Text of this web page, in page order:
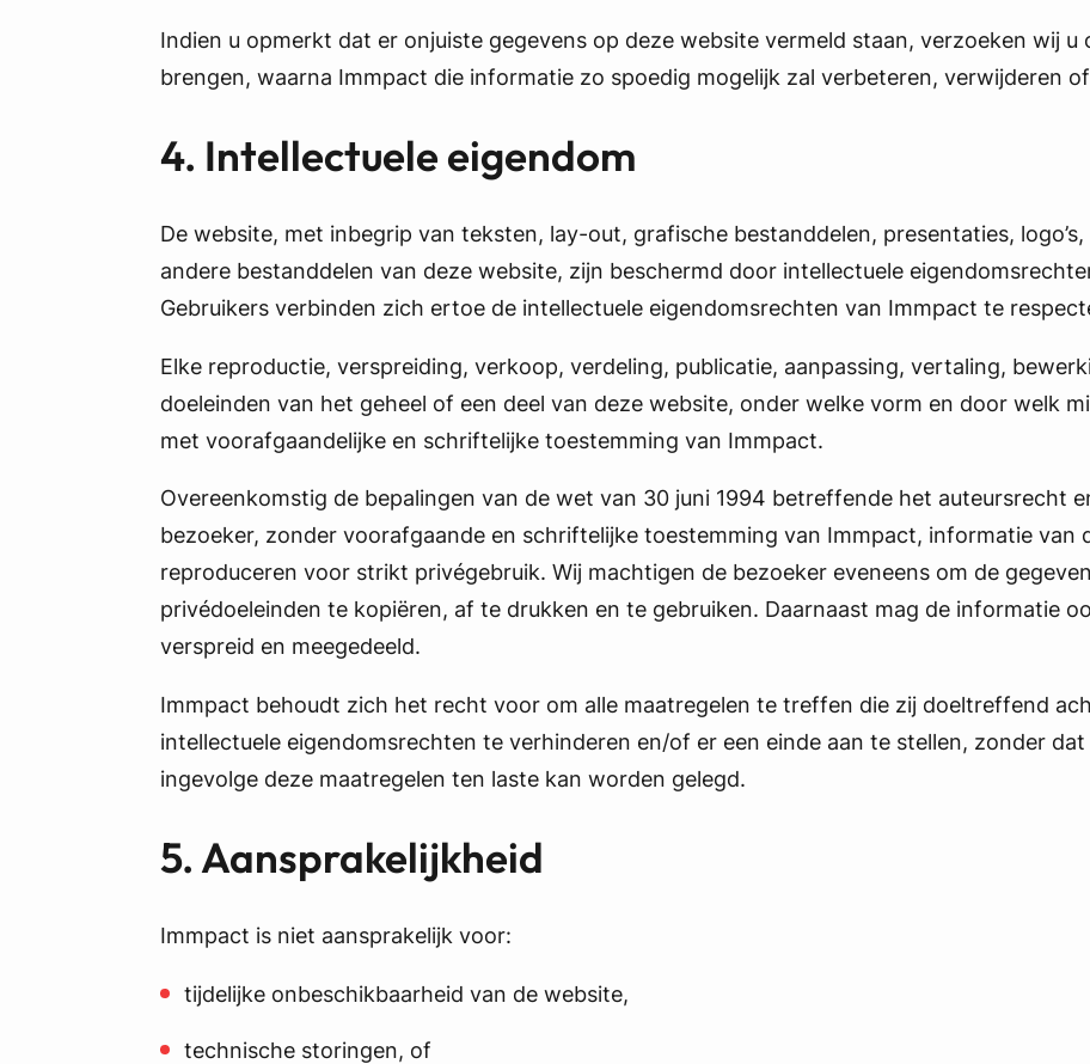
Indien u opmerkt dat er onjuiste gegevens op deze website vermeld staan, verzoeken wij
brengen, waarna Immpact die informatie zo spoedig mogelijk zal verbeteren, verwijderen
4. Intellectuele eigendom
De website, met inbegrip van teksten, lay-out, grafische bestanddelen, presentaties,
andere bestanddelen van deze website, zijn beschermd door intellectuele
Gebruikers verbinden zich ertoe de intellectuele eigendomsrechten van Immpact te
Elke reproductie, verspreiding, verkoop, verdeling, publicatie, aanpassing, vertaling,
doeleinden van het geheel of een deel van deze website, onder welke vorm en door welk
met voorafgaandelijke en schriftelijke toestemming van Immpact.
Overeenkomstig de bepalingen van de wet van 30 juni 1994 betreffende het auteursrecht
bezoeker, zonder voorafgaande en schriftelijke toestemming van Immpact, informatie van
reproduceren voor strikt privégebruik. Wij machtigen de bezoeker eveneens om de
privédoeleinden te kopiëren, af te drukken en te gebruiken. Daarnaast mag de informatie
verspreid en meegedeeld.
Immpact behoudt zich het recht voor om alle maatregelen te treffen die zij doeltreffend
intellectuele eigendomsrechten te verhinderen en/of er een einde aan te stellen, zonder
ingevolge deze maatregelen ten laste kan worden gelegd.
5. Aansprakelijkheid
Immpact is niet aansprakelijk voor:
tijdelijke onbeschikbaarheid van de website,
technische storingen, of